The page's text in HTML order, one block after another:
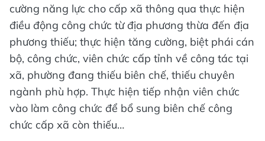
cường năng lực cho cấp xã thông qua thực hiện
điều động công chức từ địa phương thừa đến địa
phương thiếu; thực hiện tăng cường, biệt phái cán
bộ, công chức, viên chức cấp tỉnh về công tác tại
xã, phường đang thiếu biên chế, thiếu chuyên
ngành phù hợp. Thực hiện tiếp nhận viên chức
vào làm công chức để bổ sung biên chế công
chức cấp xã còn thiếu…